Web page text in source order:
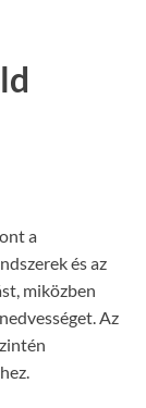
a
és az
miközben
Az